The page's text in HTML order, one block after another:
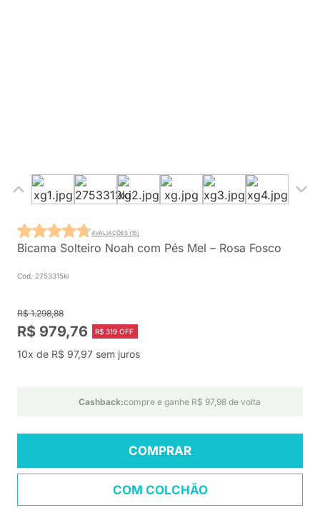
Bicama Solteiro Noah com Pés Mel – Rosa Fosco
Cod. 2753315ki
AVALIAÇÕES (15)
R$ 1.298,88
R$ 979,76 R$ 319 OFF
10x de R$ 97,97 sem juros
Cashback:compre e ganhe R$ 97,98 de volta
COMPRAR
COM COLCHÃO